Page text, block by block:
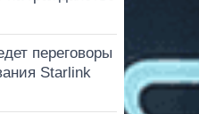
переговоры
Starlink